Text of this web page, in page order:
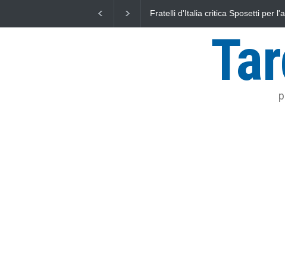
L'Università della Tuscia e